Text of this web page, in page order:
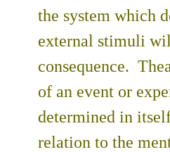
the system which
external stimuli
consequence.
of an event or
determined in
relation to the